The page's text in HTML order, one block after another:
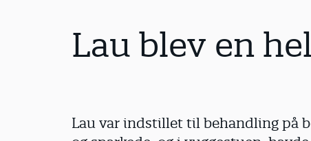
Lau blev en
Lau var indstillet til behandling på